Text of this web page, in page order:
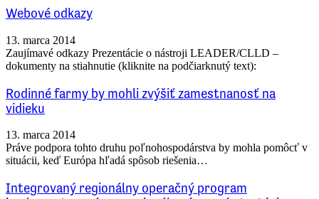
Webové odkazy
13. marca 2014
Zaujímavé odkazy Prezentácie o nástroji LEADER/CLLD –
dokumenty na stiahnutie (kliknite na podčiarknutý text):
Rodinné farmy by mohli zvýšiť zamestnanosť na
vidieku
13. marca 2014
Práve podpora tohto druhu poľnohospodárstva by mohla pomôcť v
situácii, keď Európa hľadá spôsob riešenia…
Integrovaný regionálny operačný program